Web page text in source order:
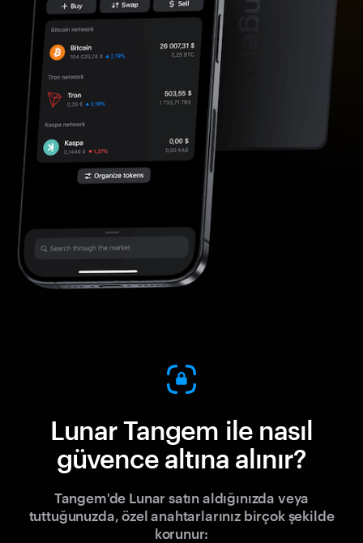
Lunar Tangem ile nasıl
güvence altına alınır?
Tangem'de Lunar satın aldığınızda veya
tuttuğunuzda, özel anahtarlarınız birçok şekilde
korunur: